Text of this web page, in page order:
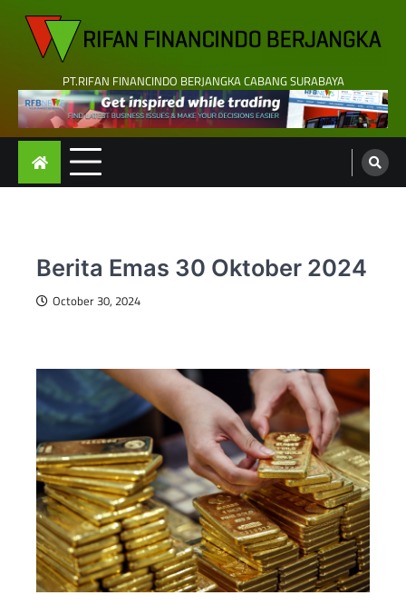
content
PT.RIFAN FINANCINDO BERJANGKA CABANG SURABAYA
Berita Emas 30 Oktober 2024
October 30, 2024